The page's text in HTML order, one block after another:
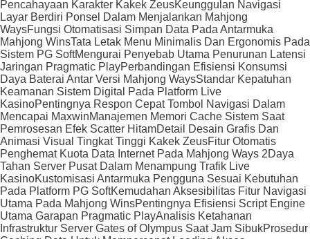
Pencahayaan Karakter Kakek ZeusKeunggulan Navigasi
Layar Berdiri Ponsel Dalam Menjalankan Mahjong
WaysFungsi Otomatisasi Simpan Data Pada Antarmuka
Mahjong WinsTata Letak Menu Minimalis Dan Ergonomis Pada
Sistem PG SoftMengurai Penyebab Utama Penurunan Latensi
Jaringan Pragmatic PlayPerbandingan Efisiensi Konsumsi
Daya Baterai Antar Versi Mahjong WaysStandar Kepatuhan
Keamanan Sistem Digital Pada Platform Live
KasinoPentingnya Respon Cepat Tombol Navigasi Dalam
Mencapai MaxwinManajemen Memori Cache Sistem Saat
Pemrosesan Efek Scatter HitamDetail Desain Grafis Dan
Animasi Visual Tingkat Tinggi Kakek ZeusFitur Otomatis
Penghemat Kuota Data Internet Pada Mahjong Ways 2Daya
Tahan Server Pusat Dalam Menampung Trafik Live
KasinoKustomisasi Antarmuka Pengguna Sesuai Kebutuhan
Pada Platform PG SoftKemudahan Aksesibilitas Fitur Navigasi
Utama Pada Mahjong WinsPentingnya Efisiensi Script Engine
Utama Garapan Pragmatic PlayAnalisis Ketahanan
Infrastruktur Server Gates of Olympus Saat Jam SibukProsedur